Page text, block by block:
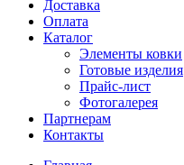
Доставка
Оплата
Каталог
Элементы ковки
Готовые изделия
Прайс-лист
Фотогалерея
Партнерам
Контакты